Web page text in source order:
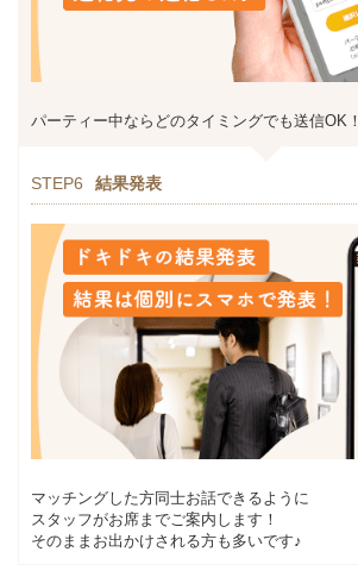
パーティー中ならどのタイミングでも送信OK！
STEP6 結果発表
マッチングした方同士お話できるように
スタッフがお席までご案内します！
そのままお出かけされる方も多いです♪